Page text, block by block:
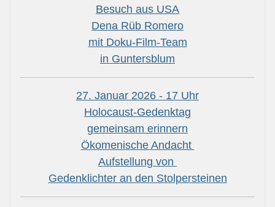
Besuch aus USA
Dena Rüb Romero
mit Doku-Film-Team
in Guntersblum
27. Januar 2026 - 17 Uhr
Holocaust-Gedenktag
gemeinsam erinnern
Ökomenische Andacht
Aufstellung von
Gedenklichter an den Stolpersteinen